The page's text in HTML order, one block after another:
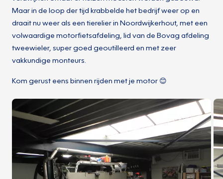
Maar in de loop der tijd krabbelde het bedrijf weer op en
draait nu weer als een tierelier in Noordwijkerhout, met een
volwaardige motorfietsafdeling, lid van de Bovag afdeling
tweewieler, super goed geoutilleerd en met zeer
vakkundige monteurs.
Kom gerust eens binnen rijden met je motor 😊